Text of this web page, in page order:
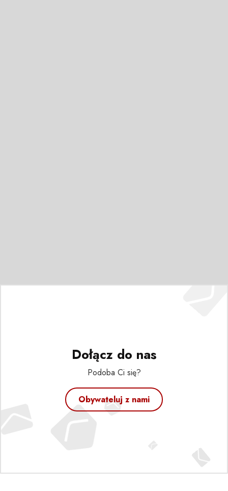
Dołącz do nas
Podoba Ci się?
Obywateluj z nami